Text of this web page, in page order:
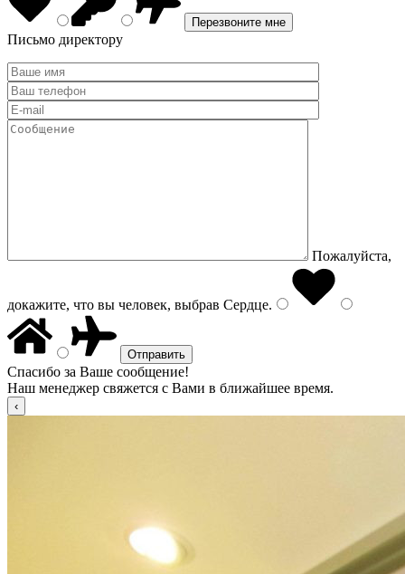
Письмо директору
Пожалуйста,
докажите, что вы человек, выбрав Сердце.
Спасибо за Ваше сообщение!
Наш менеджер свяжется с Вами в ближайшее время.